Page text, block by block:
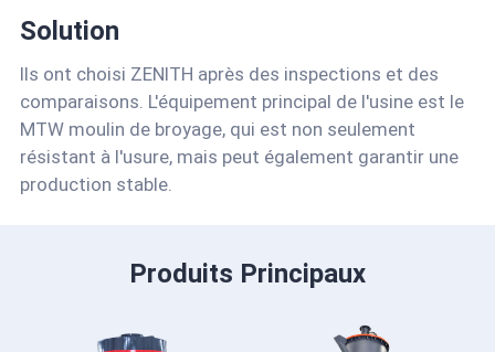
Solution
Ils ont choisi ZENITH après des inspections et des
comparaisons. L'équipement principal de l'usine est le
MTW moulin de broyage, qui est non seulement
résistant à l'usure, mais peut également garantir une
production stable.
Produits Principaux